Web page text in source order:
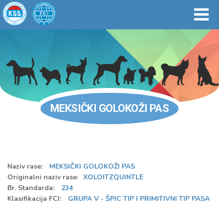
MEKSIČKI GOLOKOŽI PAS
Naziv rase:
MEKSIČKI GOLOKOŽI PAS
Originalni naziv rase: XOLOITZQUINTLE
Br. Standarda:
234
Klasifikacija FCI:
GRUPA V - ŠPIC TIP I PRIMITIVNI TIP PASA